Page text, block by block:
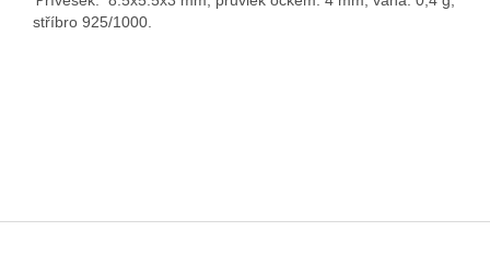
stříbro 925/1000.
Z